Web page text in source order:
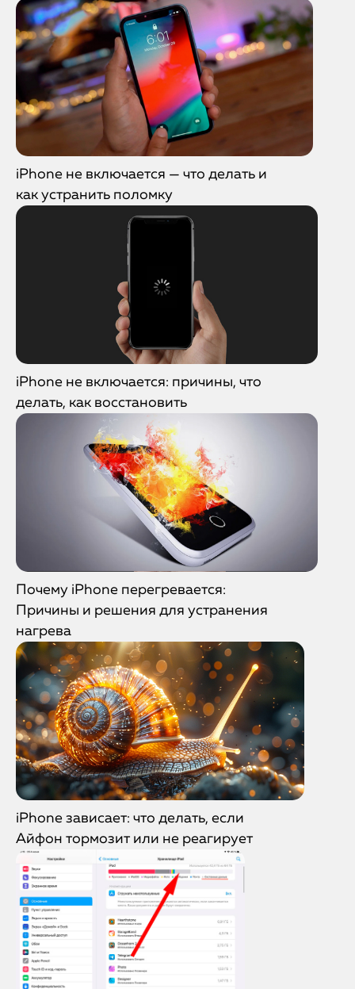
iPhone не включается — что делать и
как устранить поломку
iPhone не включается: причины, что
делать, как восстановить
Почему iPhone перегревается:
Причины и решения для устранения
нагрева
iPhone зависает: что делать, если
Айфон тормозит или не реагирует